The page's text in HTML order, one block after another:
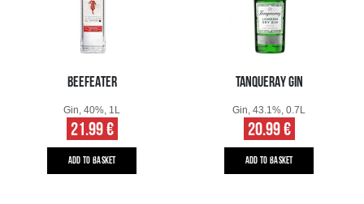
BEEFEATER
Gin, 40%, 1L
21.99 €
ADD TO BASKET
TANQUERAY GIN
Gin, 43.1%, 0.7L
20.99 €
ADD TO BASKET